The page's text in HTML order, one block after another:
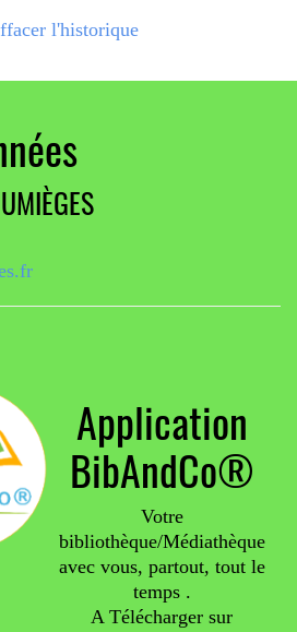
l'historique
Application
BibAndCo®
Votre
bibliothèque/Médiathèque
avec vous, partout, tout le
temps .
A Télécharger sur